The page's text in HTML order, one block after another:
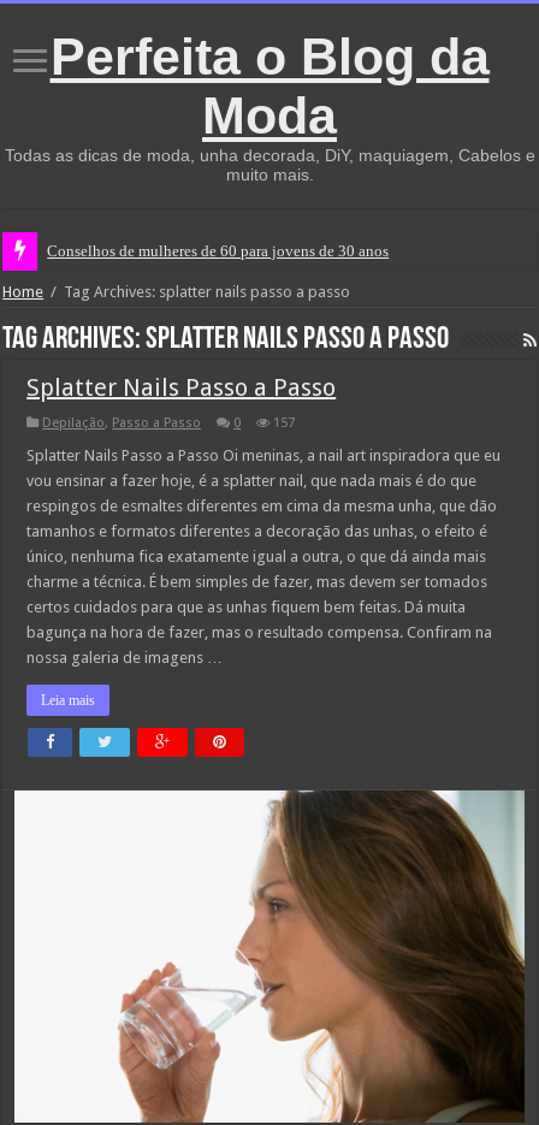
Perfeita o Blog da
Moda
Todas as dicas de moda, unha decorada, DiY, maquiagem, Cabelos e
muito mais.
Conselhos de mulheres de 60 para jovens de 30 anos
Home / Tag Archives: splatter nails passo a passo
Tag Archives:splatter nails passo a passo
Splatter Nails Passo a Passo
Depilação, Passo a Passo 0 157
Splatter Nails Passo a Passo Oi meninas, a nail art inspiradora que eu
vou ensinar a fazer hoje, é a splatter nail, que nada mais é do que
respingos de esmaltes diferentes em cima da mesma unha, que dão
tamanhos e formatos diferentes a decoração das unhas, o efeito é
único, nenhuma fica exatamente igual a outra, o que dá ainda mais
charme a técnica. É bem simples de fazer, mas devem ser tomados
certos cuidados para que as unhas fiquem bem feitas. Dá muita
bagunça na hora de fazer, mas o resultado compensa. Confiram na
nossa galeria de imagens …
Leia mais